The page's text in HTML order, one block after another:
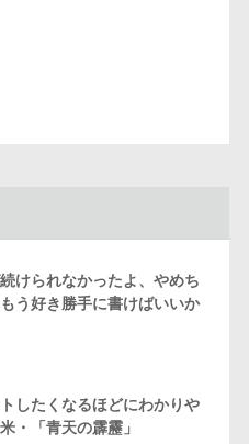
けられなかったよ、やめち
う好き勝手に書けばいいか
したくなるほどにわかりや
・「青天の霹靂」